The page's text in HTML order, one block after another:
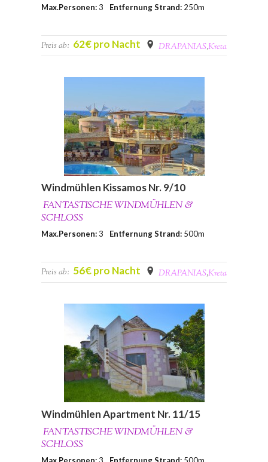
Max.Personen:3 Entfernung Strand: 250m
Preis ab: 62€ pro Nacht DRAPANIAS,Kreta
Windmühlen Kissamos Nr. 9/10
FANTASTISCHE WINDMÜHLEN &
SCHLOSS
Max.Personen:3 Entfernung Strand: 500m
Preis ab: 56€ pro Nacht DRAPANIAS,Kreta
Windmühlen Apartment Nr. 11/15
FANTASTISCHE WINDMÜHLEN &
SCHLOSS